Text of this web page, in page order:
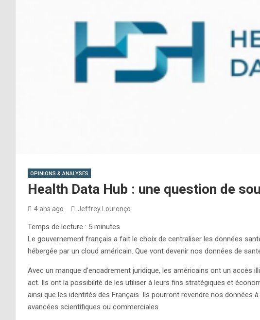
OPINIONS & ANALYSES
Health Data Hub : une question de
4 ans ago Jeffrey Lourenço
Temps de lecture : 5 minutes
Le gouvernement français a fait le choix de centraliser les données
hébergée par un cloud américain. Que vont devenir nos données de
Avec un manque d’encadrement juridique, les américains ont un accès
act. Ils ont la possibilité de les utiliser à leurs fins stratégiques et
ainsi que les identités des Français. Ils pourront revendre nos données
avancées scientifiques ou commerciales.